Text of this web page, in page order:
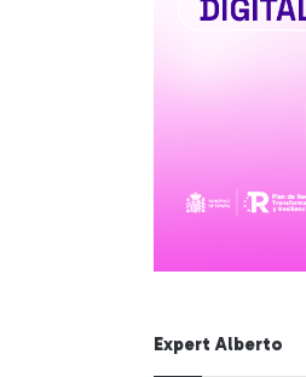
Expert Alberto